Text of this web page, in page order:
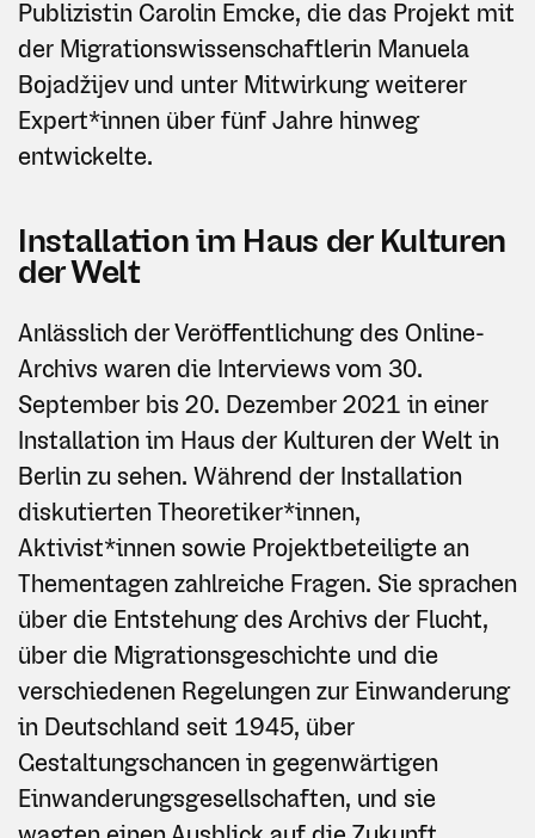
Publizistin Carolin Emcke, die das Projekt mit
der Migrationswissenschaftlerin Manuela
Bojadžijev und unter Mitwirkung weiterer
Expert*innen über fünf Jahre hinweg
entwickelte.
Installation im Haus der Kulturen
der Welt
Anlässlich der Veröffentlichung des Online-
Archivs waren die Interviews vom 30.
September bis 20. Dezember 2021 in einer
Installation im Haus der Kulturen der Welt in
Berlin zu sehen. Während der Installation
diskutierten Theoretiker*innen,
Aktivist*innen sowie Projektbeteiligte an
Thementagen zahlreiche Fragen. Sie sprachen
über die Entstehung des Archivs der Flucht,
über die Migrationsgeschichte und die
verschiedenen Regelungen zur Einwanderung
in Deutschland seit 1945, über
Gestaltungschancen in gegenwärtigen
Einwanderungsgesellschaften, und sie